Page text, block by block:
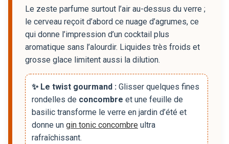
Le zeste parfume surtout l’air au-dessus du verre ;
le cerveau reçoit d’abord ce nuage d’agrumes, ce
qui donne l’impression d’un cocktail plus
aromatique sans l’alourdir. Liquides très froids et
grosse glace limitent aussi la dilution.
✨ Le twist gourmand : Glisser quelques fines
rondelles de concombre et une feuille de
basilic transforme le verre en jardin d’été et
donne un gin tonic concombre ultra
rafraîchissant.